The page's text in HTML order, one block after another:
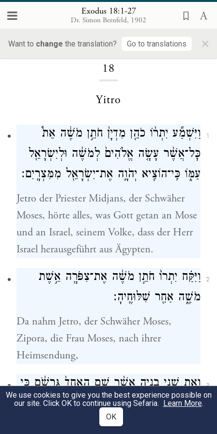
Exodus 18:1-27
Dr. Simon Bernfeld, 1902
Want to change the translation? Go to translations ×
Loading...
18
Yitro
1
וַיִּשְׁמַ֞ע יִתְר֨וֹ כֹהֵ֤ן מִדְיָן֙ חֹתֵ֣ן מֹשֶׁ֔ה אֵת֩
כׇּל־אֲשֶׁ֨ר עָשָׂ֤ה אֱלֹהִים֙ לְמֹשֶׁ֔ה וּלְיִשְׂרָאֵ֖ל
עַמּ֑וֹ כִּֽי־הוֹצִ֧יא יְהֹוָ֛ה אֶת־יִשְׂרָאֵ֖ל מִמִּצְרָֽיִם׃
Jetro der Priester Midjans, der Schwäher
Moses, hörte alles, was Gott getan an Mose
und an Israel, seinem Volke, dass der Herr
Israel herausgeführt aus Ägypten.
2
וַיִּקַּ֗ח יִתְרוֹ֙ חֹתֵ֣ן מֹשֶׁ֔ה אֶת־צִפֹּרָ֖ה אֵ֣שֶׁת
מֹשֶׁ֑ה אַחַ֖ר שִׁלּוּחֶֽיהָ׃
Da nahm Jetro, der Schwäher Moses,
Zipora, die Frau Moses, nach ihrer
Heimsendung,
3
וְאֵ֖ת שְׁנֵ֣י בָנֶ֑יהָ אֲשֶׁ֨ר שֵׁ֤ם הָֽאֶחָד֙ גֵּֽרְשֹׁ֔ם כִּ֣י
אָמַ֔ר גֵּ֣ר הָיִ֔יתִי בְּאֶ֖רֶץ נׇכְרִיָּֽה׃
Und ihre beiden Söhne; deren einer hieß
We use cookies to give you the best experience possible on
our site. Click OK to continue using Sefaria. Learn More.
OK